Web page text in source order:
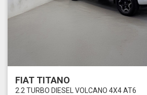
FIAT TITANO
2.2 TURBO DIESEL VOLCANO 4X4 AT6